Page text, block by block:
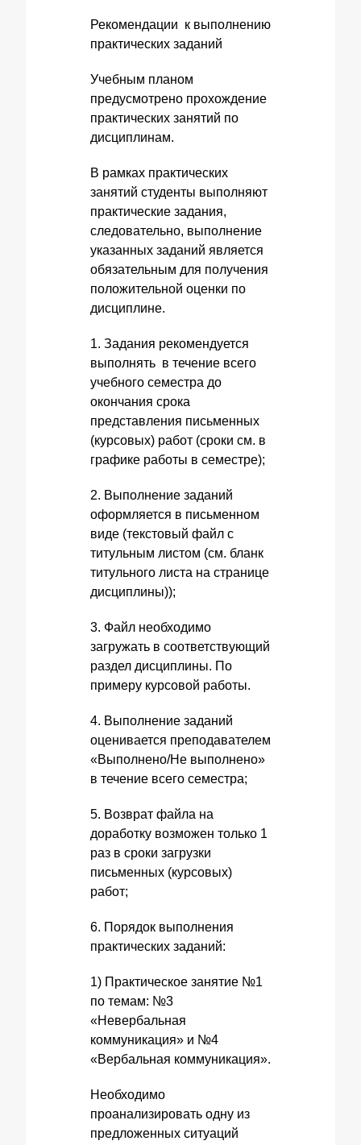
Рекомендации к выполнению
практических заданий
Учебным планом
предусмотрено прохождение
практических занятий по
дисциплинам.
В рамках практических
занятий студенты выполняют
практические задания,
следовательно, выполнение
указанных заданий является
обязательным для получения
положительной оценки по
дисциплине.
1. Задания рекомендуется
выполнять в течение всего
учебного семестра до
окончания срока
представления письменных
(курсовых) работ (сроки см. в
графике работы в семестре);
2. Выполнение заданий
оформляется в письменном
виде (текстовый файл с
титульным листом (см. бланк
титульного листа на странице
дисциплины));
3. Файл необходимо
загружать в соответствующий
раздел дисциплины. По
примеру курсовой работы.
4. Выполнение заданий
оценивается преподавателем
«Выполнено/Не выполнено»
в течение всего семестра;
5. Возврат файла на
доработку возможен только 1
раз в сроки загрузки
письменных (курсовых)
работ;
6. Порядок выполнения
практических заданий:
1) Практическое занятие №1
по темам: №3
«Невербальная
коммуникация» и №4
«Вербальная коммуникация».
Необходимо
проанализировать одну из
предложенных ситуаций